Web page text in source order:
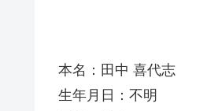
本名：田中 喜代志
生年月日：不明